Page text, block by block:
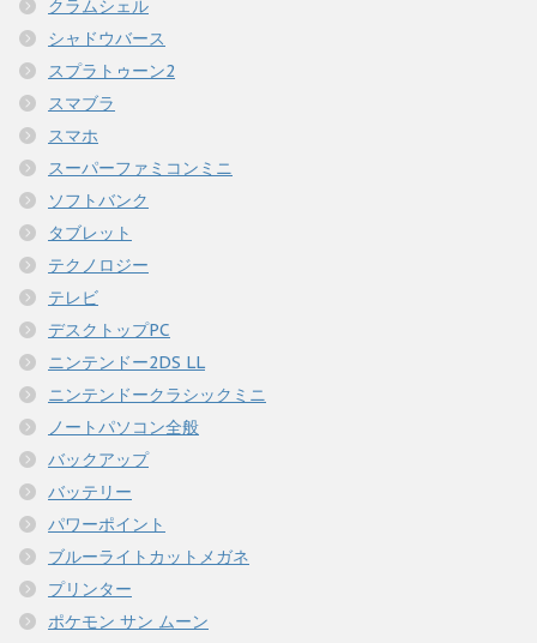
クラムシェル
シャドウバース
スプラトゥーン2
スマブラ
スマホ
スーパーファミコンミニ
ソフトバンク
タブレット
テクノロジー
テレビ
デスクトップPC
ニンテンドー2DS LL
ニンテンドークラシックミニ
ノートパソコン全般
バックアップ
バッテリー
パワーポイント
ブルーライトカットメガネ
プリンター
ポケモン サン ムーン